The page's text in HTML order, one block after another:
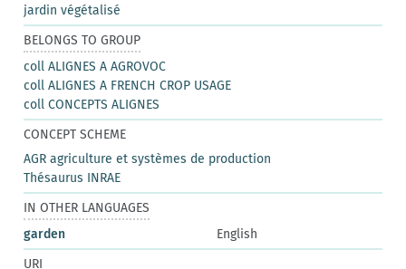
jardin végétalisé
BELONGS TO GROUP
coll ALIGNES A AGROVOC
coll ALIGNES A FRENCH CROP USAGE
coll CONCEPTS ALIGNES
CONCEPT SCHEME
AGR agriculture et systèmes de production
Thésaurus INRAE
IN OTHER LANGUAGES
garden
English
URI